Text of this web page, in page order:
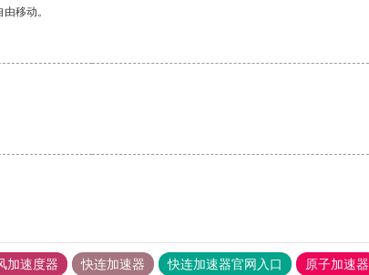
移动。
加速度器 快连加速器 快连加速器官网入口 原子加速器